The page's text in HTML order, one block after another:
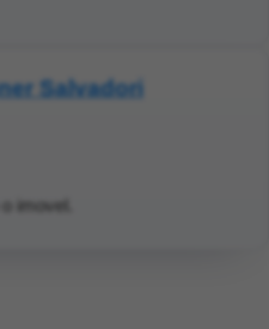
Salvadori
imovel.